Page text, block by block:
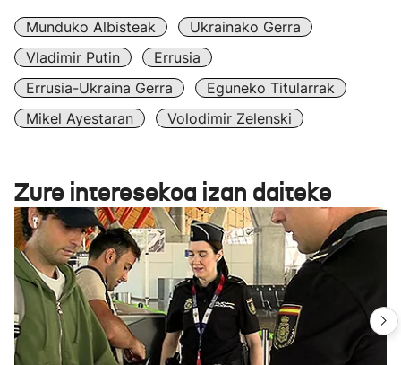
Munduko Albisteak
Ukrainako Gerra
Vladimir Putin
Errusia
Errusia-Ukraina Gerra
Eguneko Titularrak
Mikel Ayestaran
Volodimir Zelenski
Zure interesekoa izan daiteke